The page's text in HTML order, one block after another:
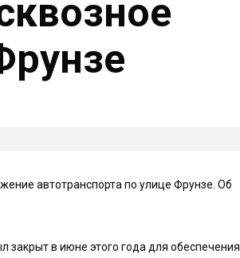
автотранспорта по улице Фрунзе. Об
закрыт в июне этого года для обеспечения